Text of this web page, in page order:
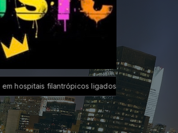
filantrópicos ligados ao SUS CBF reforça